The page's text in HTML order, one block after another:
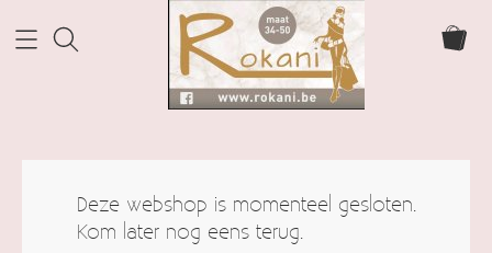
Webshop
Deze webshop is momenteel gesloten.
Kom later nog eens terug.